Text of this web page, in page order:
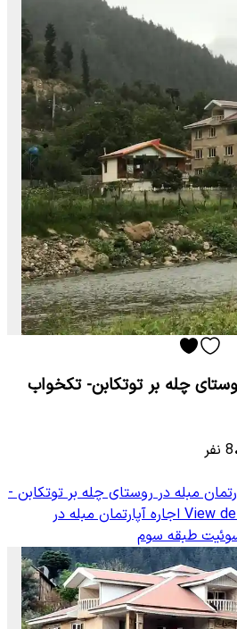
چله بر توتکابن- تکخواب
8 نفر
مبله در روستای چله بر توتکابن -
View اجاره آپارتمان مبله در
طبقه سوم